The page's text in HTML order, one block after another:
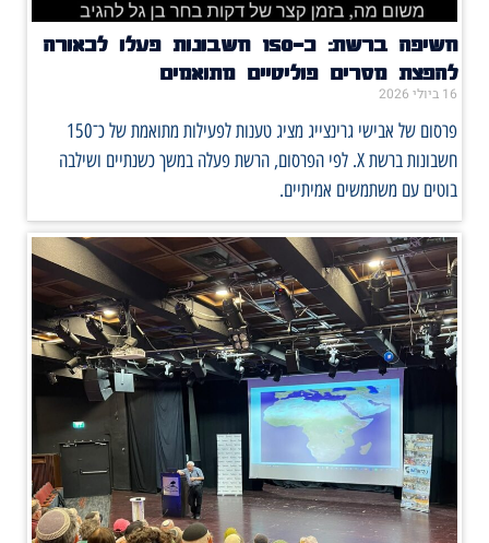
חשיפה ברשת: כ־150 חשבונות פעלו לכאורה
להפצת מסרים פוליטיים מתואמים
16 ביולי 2026
פרסום של אבישי גרינצייג מציג טענות לפעילות מתואמת של כ־150
חשבונות ברשת X. לפי הפרסום, הרשת פעלה במשך כשנתיים ושילבה
בוטים עם משתמשים אמיתיים.